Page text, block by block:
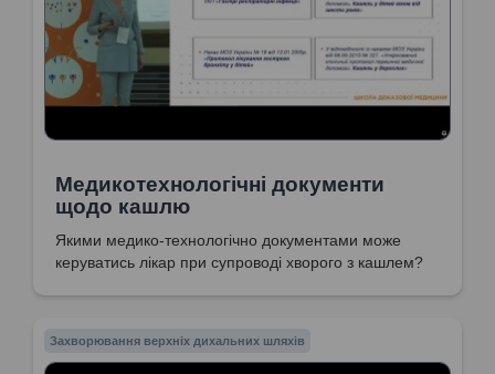
Медикотехнологічні документи
щодо кашлю
Якими медико-технологічно документами може
керуватись лікар при супроводі хворого з кашлем?
Захворювання верхніх дихальних шляхів